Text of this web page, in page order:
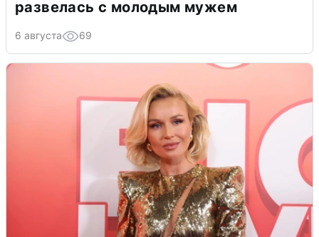
развелась с молодым мужем
6 августа 69